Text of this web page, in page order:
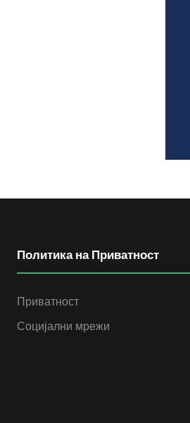
Политика на Приватност
Приватност
Социјални мрежи